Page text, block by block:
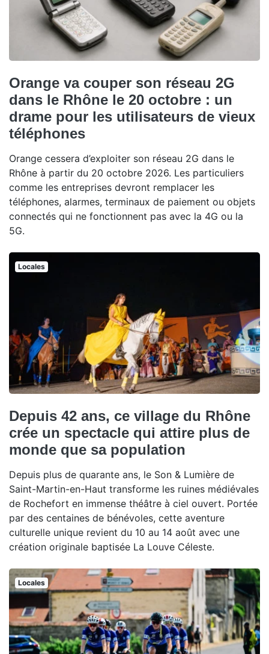
Orange va couper son réseau 2G
dans le Rhône le 20 octobre : un
drame pour les utilisateurs de vieux
téléphones
Orange cessera d’exploiter son réseau 2G dans le
Rhône à partir du 20 octobre 2026. Les particuliers
comme les entreprises devront remplacer les
téléphones, alarmes, terminaux de paiement ou objets
connectés qui ne fonctionnent pas avec la 4G ou la
5G.
Locales
Depuis 42 ans, ce village du Rhône
crée un spectacle qui attire plus de
monde que sa population
Depuis plus de quarante ans, le Son & Lumière de
Saint-Martin-en-Haut transforme les ruines médiévales
de Rochefort en immense théâtre à ciel ouvert. Portée
par des centaines de bénévoles, cette aventure
culturelle unique revient du 10 au 14 août avec une
création originale baptisée La Louve Céleste.
Locales